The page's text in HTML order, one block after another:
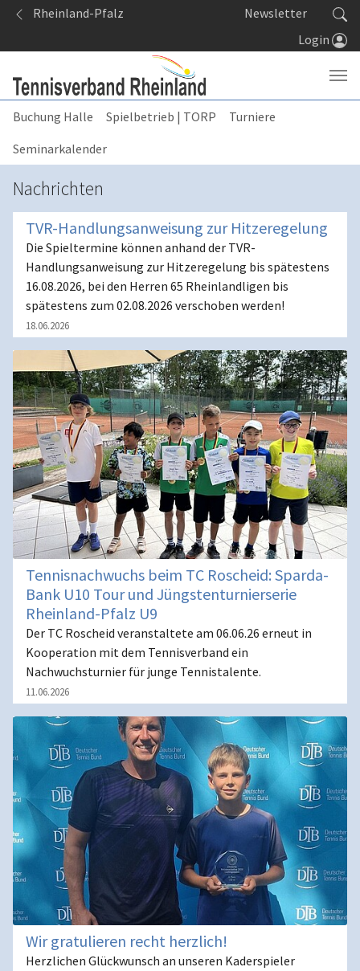
Springe zum Seiteninhalt
Rheinland-Pfalz
Newsletter
Login
Buchung Halle Spielbetrieb | TORP
Turniere
Seminarkalender
Nachrichten
TVR-Handlungsanweisung zur Hitzeregelung
Die Spieltermine können anhand der TVR-
Handlungsanweisung zur Hitzeregelung bis spätestens
16.08.2026, bei den Herren 65 Rheinlandligen bis
spätestens zum 02.08.2026 verschoben werden!
18.06.2026
Tennisnachwuchs beim TC Roscheid: Sparda-
Bank U10 Tour und Jüngstenturnierserie
Rheinland-Pfalz U9
Der TC Roscheid veranstaltete am 06.06.26 erneut in
Kooperation mit dem Tennisverband ein
Nachwuchsturnier für junge Tennistalente.
11.06.2026
Wir gratulieren recht herzlich!
Herzlichen Glückwunsch an unseren Kaderspieler